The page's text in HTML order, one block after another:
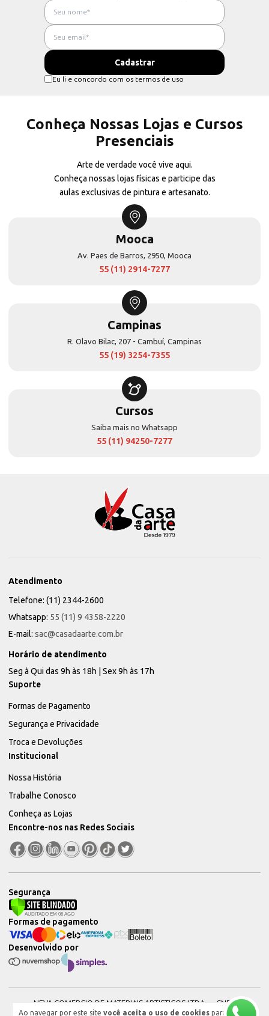
Ao navegar por este site você aceita o uso de cookies para
Eu li e concordo com os termos de uso
Conheça Nossas Lojas e Cursos
Presenciais
Arte de verdade você vive aqui.
Conheça nossas lojas físicas e participe das
aulas exclusivas de pintura e artesanato.
Mooca
Av. Paes de Barros, 2950, Mooca
55 (11) 2914-7277
Campinas
R. Olavo Bilac, 207 - Cambuí, Campinas
55 (19) 3254-7355
Cursos
Saiba mais no Whatsapp
55 (11) 94250-7277
Atendimento
Telefone: (11) 2344-2600
Whatsapp: 55 (11) 9 4358-2220
E-mail: sac@casadaarte.com.br
Horário de atendimento
Seg à Qui das 9h às 18h | Sex 9h às 17h
Suporte
Formas de Pagamento
Segurança e Privacidade
Troca e Devoluções
Institucional
Nossa História
Trabalhe Conosco
Conheça as Lojas
Encontre-nos nas Redes Sociais
Segurança
Desenvolvido por
Formas de pagamento
NEVA COMERCIO DE MATERIAIS ARTISTICOS LTDA — CNPJ: